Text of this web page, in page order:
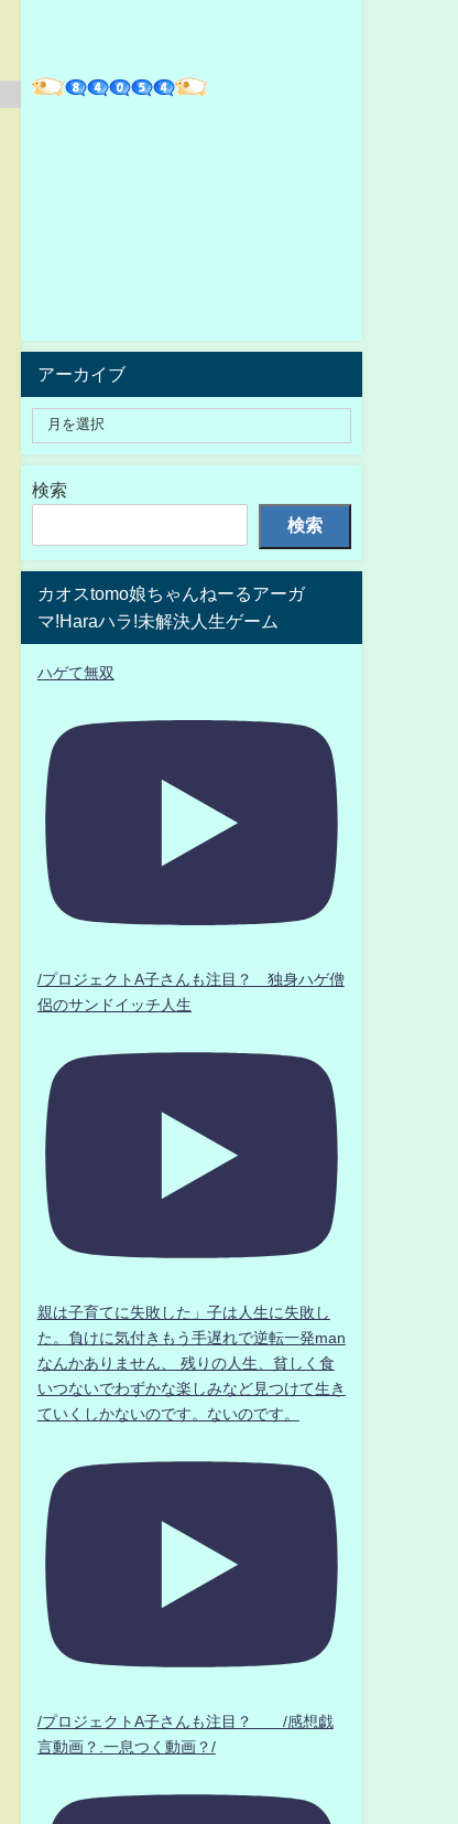
アーカイブ
検索
検索
カオスtomo娘ちゃんねーるアーガ
マ!Haraハラ!未解決人生ゲーム
ハゲて無双
/プロジェクトA子さんも注目？ 独身ハゲ僧
侶のサンドイッチ人生
親は子育てに失敗した」子は人生に失敗し
た。負けに気付きもう手遅れで逆転一発man
なんかありません、 残りの人生、貧しく食
いつないでわずかな楽しみなど見つけて生き
ていくしかないのです。ないのです。
/プロジェクトA子さんも注目？ /感想戯
言動画？.一息つく動画？/